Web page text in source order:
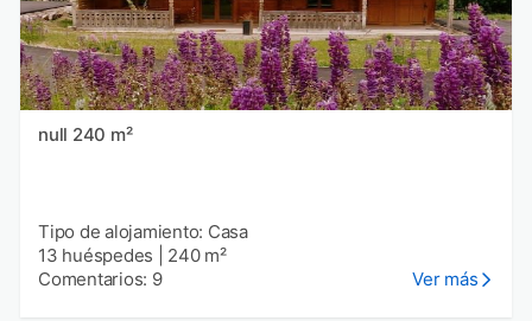
null 240 m²
Tipo de alojamiento: Casa
13 huéspedes
240 m²
Comentarios: 9
Ver más